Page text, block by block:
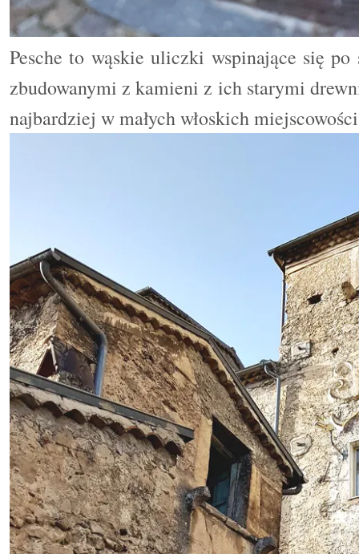
Pesche to wąskie uliczki wspinające się
zbudowanymi z kamieni z ich starymi
najbardziej w małych włoskich